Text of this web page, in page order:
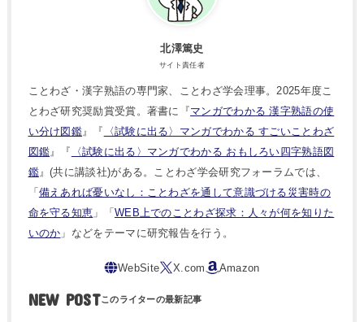
北澤篤史
サイト責任者
ことわざ・漢字熟語の専門家、ことわざ学会理事。2025年度こ
とわざ研究奨励賞受賞。著書に『マンガでわかる 漢字熟語の使
い分け図鑑』『
〈試験に出る〉マンガでわかる すごいことわざ
図鑑』『
〈試験に出る〉マンガでわかる おもしろい四字熟語図
鑑』(共に講談社)がある。ことわざ学会研究フォーラムでは、
「 備えあれば憂いなし：ことわざを通して意識づける災害時の
命を守る知恵 」「 WEB上でのことわざ探求：人々が何を知りた
いのか 」などをテーマに研究報告を行う。
NEW POST